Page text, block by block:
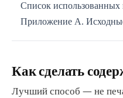
Список использованных
Приложение А.
Как сделать
Лучший способ — не